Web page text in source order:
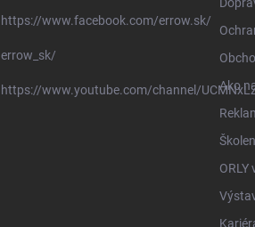
https://www.facebook.com/errow.sk/
errow_sk/
https://www.youtube.com/channel/
Ako
ORLY